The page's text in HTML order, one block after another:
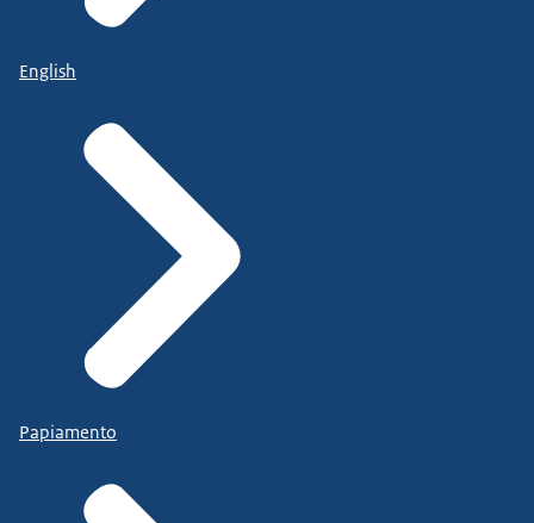
English
Papiamento